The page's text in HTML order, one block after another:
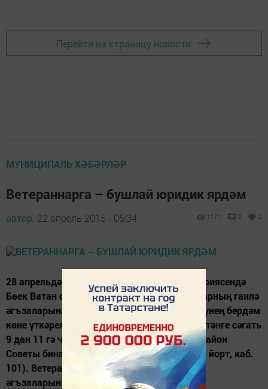
Перейти на страницу новости
МУНИЦИПАЛЬ ХӘБӘРЛӘР
Ветераннарга – бушлай юридик ярдәм
автор, 22 апрель 2015 - 05:34 1171 0 0
28 апрельдә Татарстанның барлык территориясендә
Бөек Ватан сугышы ветераннарына һәм аларның гаилә
әгъзаларына бушлай юридик ярдәм күрсәтүнең бердәм
көне үткәрелә. Кабул итүләр 28 апрельдә иртәнге сәгать
9 дан 11 гә чаклы Яңа Чишмә муниципаль район
Советы бинасында үтәчәк (Совет урамы, 80 йорт, каб.
101). Ветераннарның һәм аларның гаилә
әгъзаларының барлык...